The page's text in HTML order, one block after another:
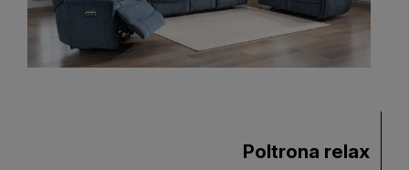
Poltrona relax